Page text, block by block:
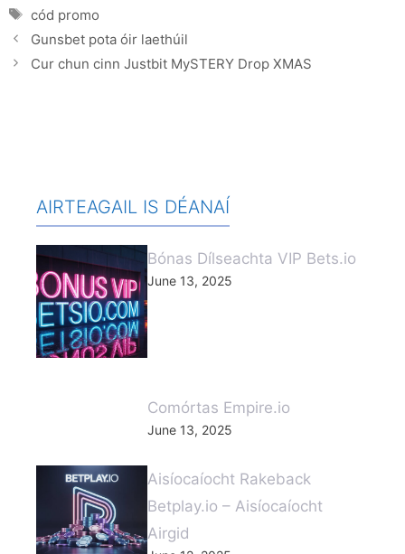
Tags
cód promo
Gunsbet pota óir laethúil
Cur chun cinn Justbit MySTERY Drop XMAS
AIRTEAGAIL IS DÉANAÍ
Bónas Dílseachta VIP Bets.io
June 13, 2025
Comórtas Empire.io
June 13, 2025
Aisíocaíocht Rakeback
Betplay.io – Aisíocaíocht
Airgid